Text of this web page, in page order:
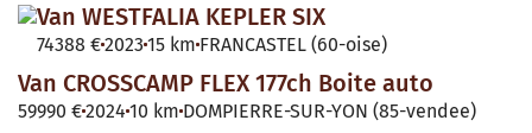
Van WESTFALIA KEPLER SIX
74388 €2023 15 km FRANCASTEL (60-oise)
Van CROSSCAMP FLEX 177ch Boite auto
59990 €2024 10 km DOMPIERRE-SUR-YON (85-vendee)